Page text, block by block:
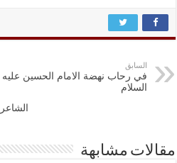
السابق
في رحاب نهضة الامام الحسين عليه
السلام
مقالات مشابهة